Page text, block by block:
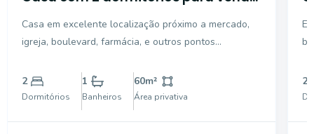
Guaçu/SP
Casa em excelente localização próximo a mercado,
igreja, boulevard, farmácia, e outros pontos
banheiro, área de serviço, entrada para 2 carros.
Terreno de 300,00m2 sendo 60,00 de área
construída. An
2
Dormitórios
1
Banheiros
60m²
Área privativa
2